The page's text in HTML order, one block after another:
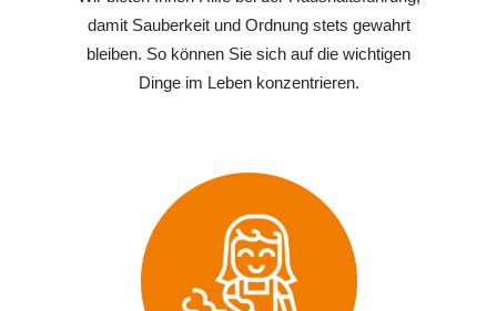
damit Sauberkeit und Ordnung stets gewahrt
bleiben. So können Sie sich auf die wichtigen
Dinge im Leben konzentrieren.